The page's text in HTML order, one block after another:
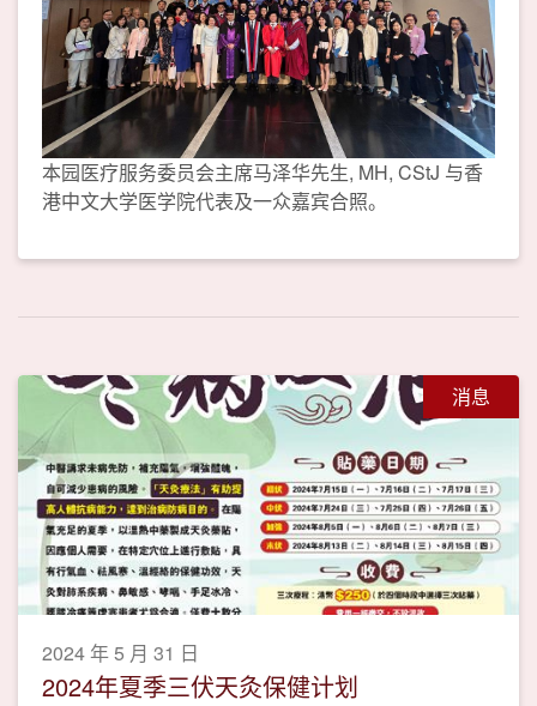
本园医疗服务委员会主席马泽华先生, MH, CStJ 与香
港中文大学医学院代表及一众嘉宾合照。
消息
2024 年 5 月 31 日
2024年夏季三伏天灸保健计划